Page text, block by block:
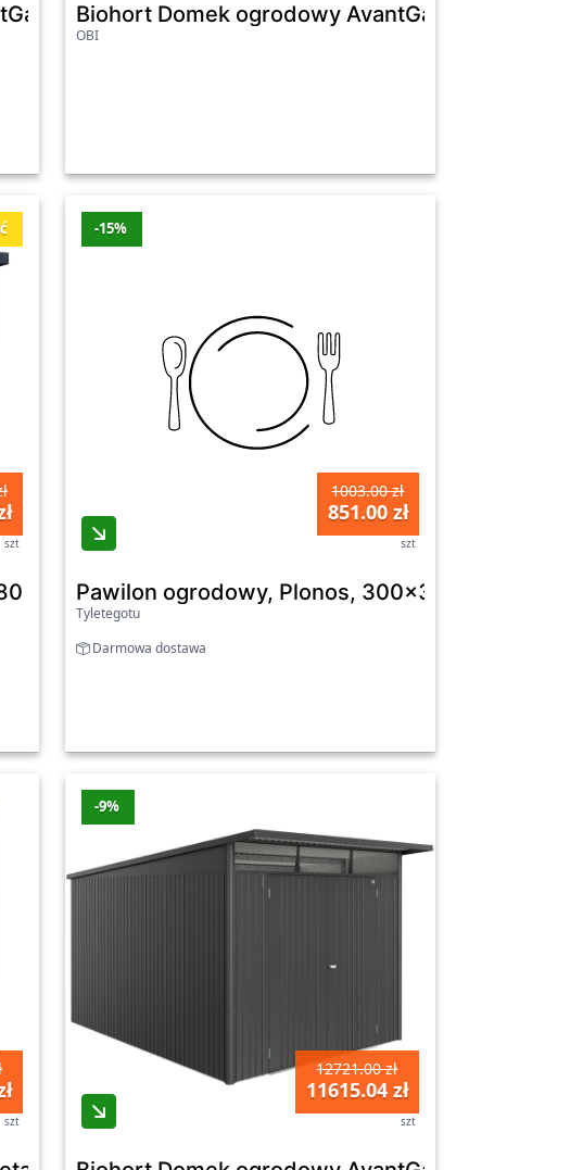
155 x 275 cm
A2 ciemnoszary drzwi pojedyncze - 180 x 260
Biohort Domek ogrodowy AvantGarde A3
OBI
x 156 cm
szt
x 90 x 180 cm
-15%
1003.00 zł
851.00 zł
szt
Pawilon ogrodowy, Plonos, 300x300 cm,
Tyletegotu
Darmowa dostawa
szt
-9%
12721.00 zł
11615.04 zł
szt